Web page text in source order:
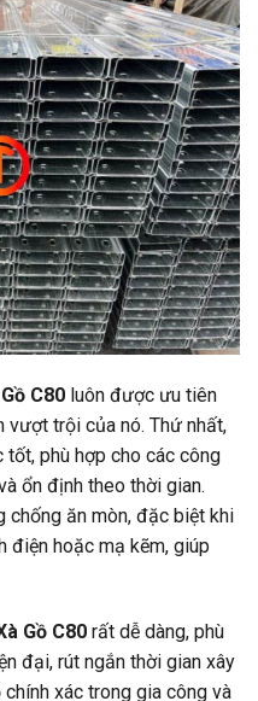
C80 luôn được ưu tiên
vượt trội của nó. Thứ nhất,
phù hợp cho các công
ổn định theo thời gian.
chống ăn mòn, đặc biệt khi
hoặc mạ kẽm, giúp
Gồ C80 rất dễ dàng, phù
đại, rút ngắn thời gian xây
xác trong gia công và